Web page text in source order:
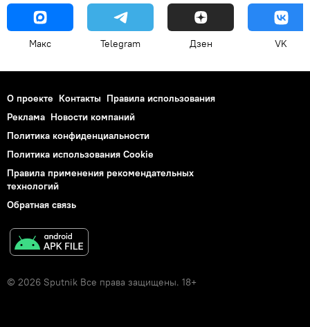
Макс Telegram Дзен VK
О проекте Контакты Правила использования
Реклама Новости компаний
Политика конфиденциальности
Политика использования Cookie
Правила применения рекомендательных
технологий
Обратная связь
© 2026 Sputnik Все права защищены. 18+